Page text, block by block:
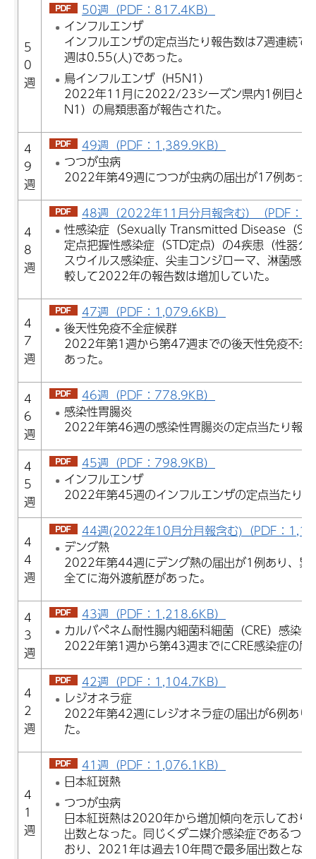
5
0
週
50週（PDF：817.4KB）
インフルエンザ
インフルエンザの定点当たり報告数は7週連続
週は0.55(人)であった。
鳥インフルエンザ（H5N1）
2022年11月に2022/23シーズン県内1例目と
N1）の鳥類患畜が報告された。
4
9
週
49週（PDF：1,389.9KB）
つつが虫病
2022年第49週につつが虫病の届出が17例あっ
4
8
週
48週（2022年11月分月報含む）（PDF：
性感染症（Sexually Transmitted Disease（
定点把握性感染症（STD定点）の4疾患（性器ク
スウイルス感染症、尖圭コンジローマ、淋菌感
較して2022年の報告数は増加していた。
4
7
週
47週（PDF：1,079.6KB）
後天性免疫不全症候群
2022年第1週から第47週までの後天性免疫不全
あった。
4
6
週
46週（PDF：778.9KB）
感染性胃腸炎
2022年第46週の感染性胃腸炎の定点当たり報
4
5
週
45週（PDF：798.9KB）
インフルエンザ
2022年第45週のインフルエンザの定点当たり
4
4
週
44週(2022年10月分月報含む)（PDF：
デング熱
2022年第44週にデング熱の届出が1例あり、累
全てに海外渡航歴があった。
4
3
週
43週（PDF：1,218.6KB）
カルバペネム耐性腸内細菌科細菌（CRE）感染症
2022年第1週から第43週までにCRE感染症の届
4
2
週
42週（PDF：1,104.7KB）
レジオネラ症
2022年第42週にレジオネラ症の届出が6例あり
た。
4
1
週
41週（PDF：1,076.1KB）
日本紅斑熱
つつが虫病
日本紅斑熱は2020年から増加傾向を示してお
出数となった。同じくダニ媒介感染症であるつ
おり、2021年は過去10年間で最多届出数とな